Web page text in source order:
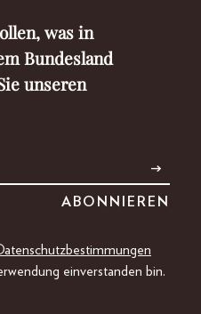
was in
Bundesland
unseren
einverstanden bin.